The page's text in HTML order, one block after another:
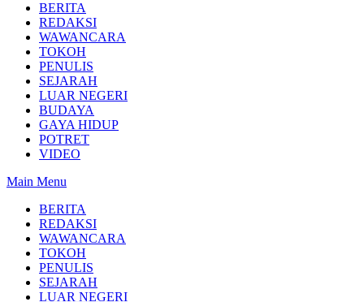
BERITA
REDAKSI
WAWANCARA
TOKOH
PENULIS
SEJARAH
LUAR NEGERI
BUDAYA
GAYA HIDUP
POTRET
VIDEO
Main Menu
BERITA
REDAKSI
WAWANCARA
TOKOH
PENULIS
SEJARAH
LUAR NEGERI